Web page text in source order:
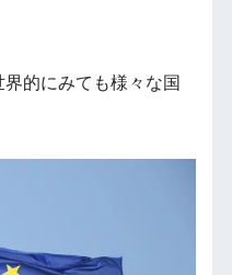
的にみても様々な国